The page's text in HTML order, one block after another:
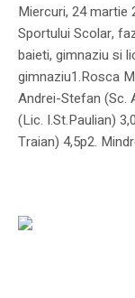
Miercuri, 24 martie
Sportului Scolar,
baieti, gimnaziu si
gimnaziu1.Rosca
Andrei-Stefan (Sc.
(Lic. I.St.Paulian)
Traian) 4,5p2.